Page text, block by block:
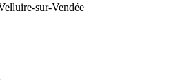
sur-Vendée